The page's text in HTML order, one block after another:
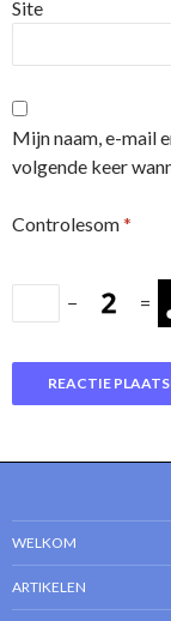
Site
Mijn naam, e-mail
volgende keer
Controlesom*
− =
WELKOM
ARTIKELEN